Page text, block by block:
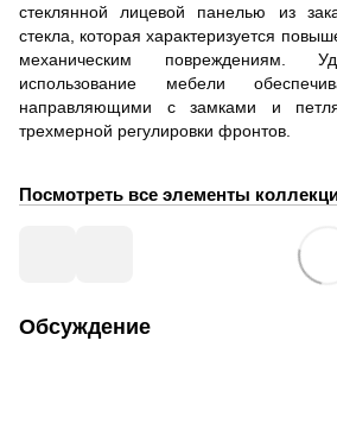
стеклянной лицевой панелью из
стекла, которая характеризуется
механическим повреждениям.
использование мебели
направляющими с замками и
трехмерной регулировки фронтов.
Посмотреть все элементы
Обсуждение